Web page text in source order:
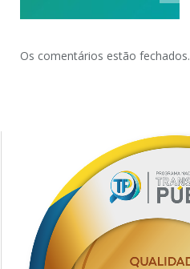
Os comentários estão fechados.